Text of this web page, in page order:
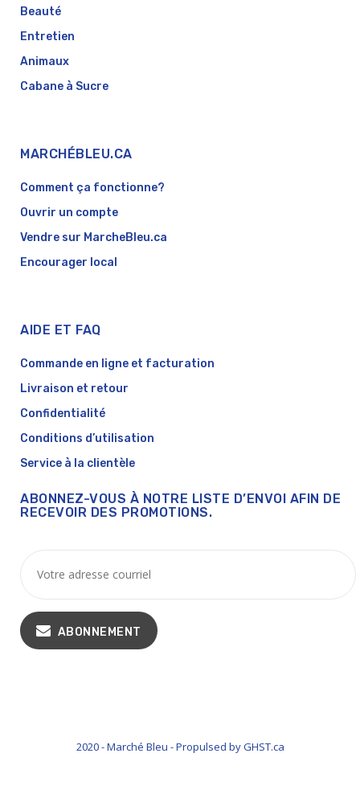
Beauté
Entretien
Animaux
Cabane à Sucre
MARCHÉBLEU.CA
Comment ça fonctionne?
Ouvrir un compte
Vendre sur MarcheBleu.ca
Encourager local
AIDE ET FAQ
Commande en ligne et facturation
Livraison et retour
Confidentialité
Conditions d’utilisation
Service à la clientèle
ABONNEZ-VOUS À NOTRE LISTE D’ENVOI AFIN DE
RECEVOIR DES PROMOTIONS.
ABONNEMENT
2020 - Marché Bleu - Propulsed by GHST.ca